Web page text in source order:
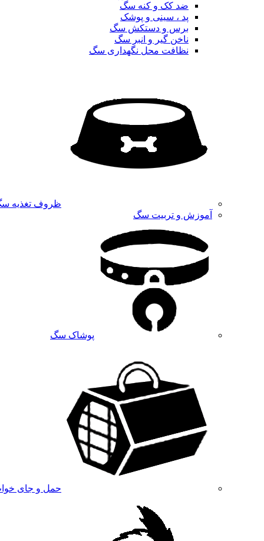
ضد کک و کنه سگ
پد ، سینی و پوشک
برس و دستکش سگ
ناخن گیر و انبر سگ
نظافت محل نگهداری سگ
ظروف تغذیه
آموزش و تربیت سگ
پوشاک سگ
حمل و جای